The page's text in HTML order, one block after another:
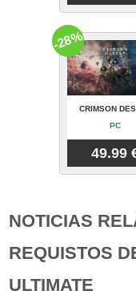
CRIMSON
PC
49.99
-28%
NOTICIAS
REQUISTOS
ULTIMATE